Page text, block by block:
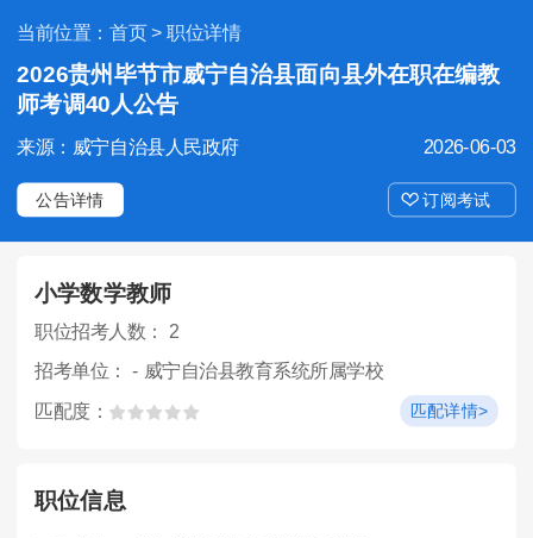
当前位置： 首页> 职位详情
2026贵州毕节市威宁自治县面向县外在职在编教
师考调40人公告
2026-06-03
来源：威宁自治县人民政府
公告详情 订阅考试
小学数学教师
职位招考人数： 2
招考单位： - 威宁自治县教育系统所属学校
匹配度： 匹配详情>
职位信息